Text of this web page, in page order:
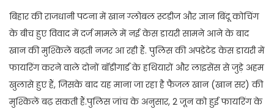
बिहार की राजधानी पटना में खान ग्लोबल स्टडीज और ज्ञान बिंदू कोचिंग
के बीच हुए विवाद में दर्ज मामले में नई केस डायरी सामने आने के बाद
खान की मुश्किलें बढ़ती नजर आ रही हैं. पुलिस की अपडेटेड केस डायरी में
फायरिंग करने वाले दोनों बॉडीगार्ड के हथियारों और लाइसेंस से जुड़े अहम
खुलासे हुए हैं, जिसके बाद यह माना जा रहा है फैजल खान (खान सर) की
मुश्किलें बढ़ सकती हैं.पुलिस जांच के अनुसार, 2 जून को हुई फायरिंग के